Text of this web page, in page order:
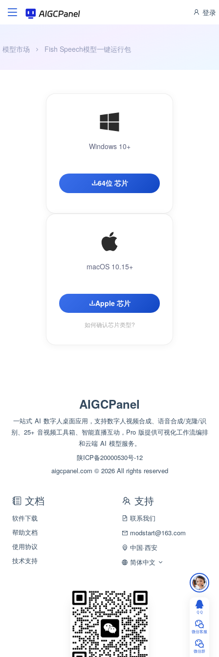
登录
模型市场 Fish Speech模型一键运行包
Windows 10+
64位 芯片
macOS 10.15+
Apple 芯片
如何确认芯片类型?
AIGCPanel
一站式 AI 数字人桌面应用，支持数字人视频合成、语音合成/克隆/识
别、25+ 音视频工具箱、智能直播互动，Pro 版提供可视化工作流编排
和云端 AI 模型服务。
陕ICP备20000530号-12
aigcpanel.com © 2026 All rights reserved
文档
软件下载
帮助文档
使用协议
技术支持
支持
联系我们
modstart@163.com
中国·西安
简体中文
ＱＱ
微信客服
微信群